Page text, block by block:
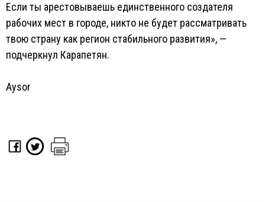
Если ты арестовываешь единственного создателя
рабочих мест в городе, никто не будет рассматривать
твою страну как регион стабильного развития», —
подчеркнул Карапетян.
Aysor